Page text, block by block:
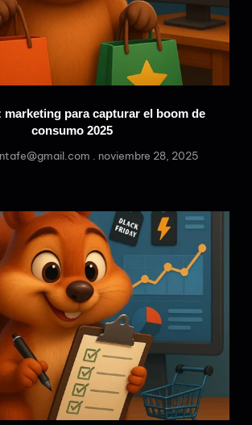
marketing para capturar el boom de
consumo 2025
noviembre 28, 2025